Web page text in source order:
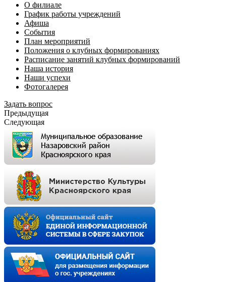
О филиале
График работы учреждений
Афиша
События
План мероприятий
Положения о клубных формированиях
Расписание занятий клубных формирований
Наша история
Наши успехи
Фотогалерея
Задать вопрос
Предыдущая
Следующая